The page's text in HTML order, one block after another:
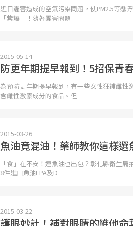
近日霾害造成的空氣污染問題，使PM2.5等懸
「紫爆」！隨著霾害問題
2015-05-14
防更年期提早報到！5招保青春
為預防更年期提早報到，有一些女性狂補雌性
含雌性激素成分的食品。但
2015-03-26
魚油竟混油！藥師教你這樣選
「食」在不安！連魚油也出包？彰化縣衛生
8件進口魚油EPA及D
2015-03-22
護眼妙計！補對眼睛的維他命